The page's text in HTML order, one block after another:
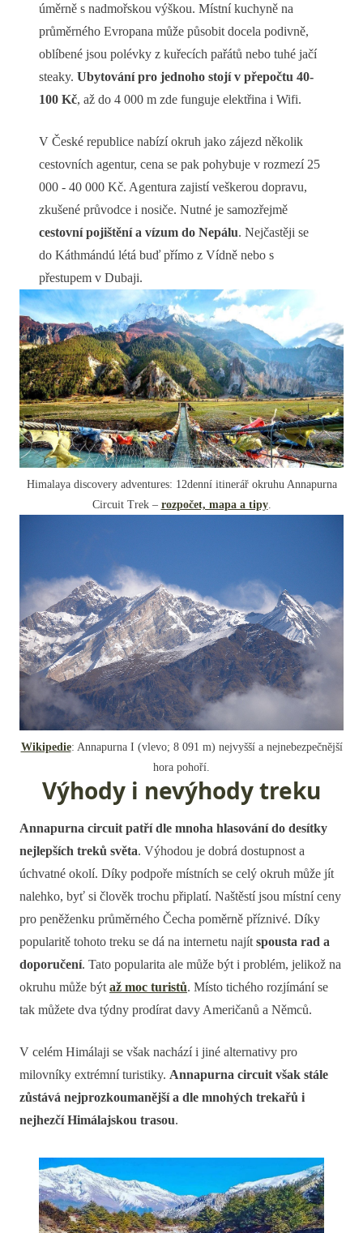
úměrně s nadmořskou výškou. Místní kuchyně na
průměrného Evropana může působit docela podivně,
oblíbené jsou polévky z kuřecích pařátů nebo tuhé jačí
steaky. Ubytování pro jednoho stojí v přepočtu 40-
100 Kč, až do 4 000 m zde funguje elektřina i Wifi.
V České republice nabízí okruh jako zájezd několik
cestovních agentur, cena se pak pohybuje v rozmezí 25
000 - 40 000 Kč. Agentura zajistí veškerou dopravu,
zkušené průvodce i nosiče. Nutné je samozřejmě
cestovní pojištění a vízum do Nepálu. Nejčastěji se
do Káthmándú létá buď přímo z Vídně nebo s
přestupem v Dubaji.
Himalaya discovery adventures: 12denní itinerář okruhu Annapurna
Circuit Trek – rozpočet, mapa a tipy.
Wikipedie: Annapurna I (vlevo; 8 091 m) nejvyšší a nejnebezpečnější
hora pohoří.
Výhody i nevýhody treku
Annapurna circuit patří dle mnoha hlasování do desítky
nejlepších treků světa. Výhodou je dobrá dostupnost a
úchvatné okolí. Díky podpoře místních se celý okruh může jít
nalehko, byť si člověk trochu připlatí. Naštěstí jsou místní ceny
pro peněženku průměrného Čecha poměrně příznivé. Díky
popularitě tohoto treku se dá na internetu najít spousta rad a
doporučení. Tato popularita ale může být i problém, jelikož na
okruhu může být až moc turistů. Místo tichého rozjímání se
tak můžete dva týdny prodírat davy Američanů a Němců.
V celém Himálaji se však nachází i jiné alternativy pro
milovníky extrémní turistiky. Annapurna circuit však stále
zůstává nejprozkoumanější a dle mnohých trekařů i
nejhezčí Himálajskou trasou.